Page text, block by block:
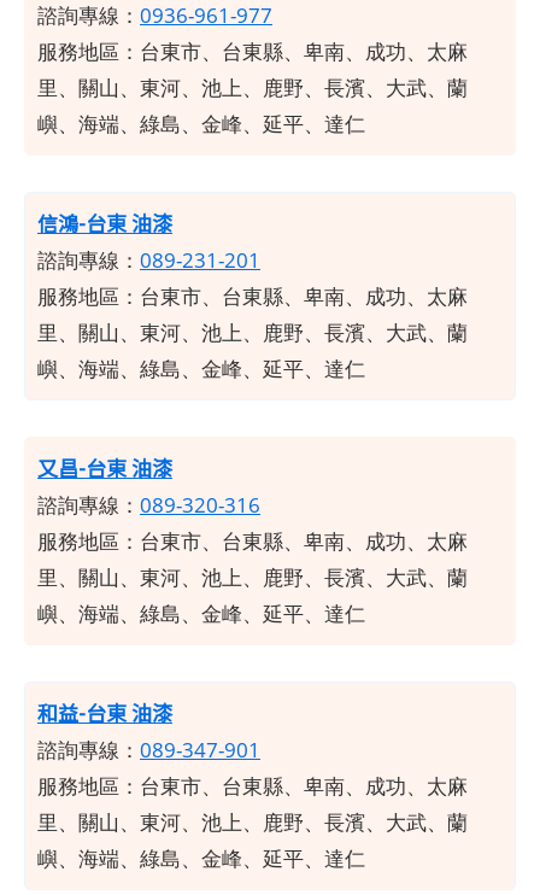
諮詢專線： 0936-961-977
服務地區： 台東市、台東縣、卑南、成功、太麻
里、關山、東河、池上、鹿野、長濱、大武、蘭
嶼、海端、綠島、金峰、延平、達仁
信鴻-台東 油漆
諮詢專線： 089-231-201
服務地區： 台東市、台東縣、卑南、成功、太麻
里、關山、東河、池上、鹿野、長濱、大武、蘭
嶼、海端、綠島、金峰、延平、達仁
又昌-台東 油漆
諮詢專線： 089-320-316
服務地區： 台東市、台東縣、卑南、成功、太麻
里、關山、東河、池上、鹿野、長濱、大武、蘭
嶼、海端、綠島、金峰、延平、達仁
和益-台東 油漆
諮詢專線： 089-347-901
服務地區： 台東市、台東縣、卑南、成功、太麻
里、關山、東河、池上、鹿野、長濱、大武、蘭
嶼、海端、綠島、金峰、延平、達仁